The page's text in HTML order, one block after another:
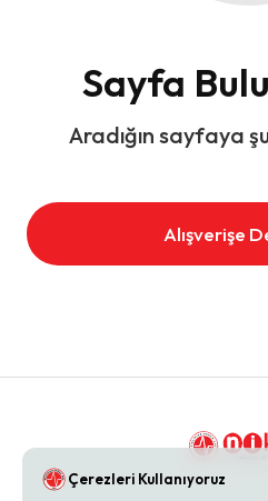
Sayfa
Aradığın sayfaya
Alışverişe
Çerezleri Kullanıyoruz